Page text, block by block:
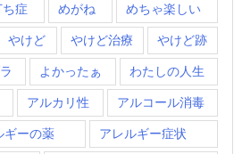
症 めがね めちゃ楽しい
やけど やけど治療 やけど跡
よかったぁ わたしの人生
アルカリ性 アルコール消毒
ギーの薬 アレルギー症状